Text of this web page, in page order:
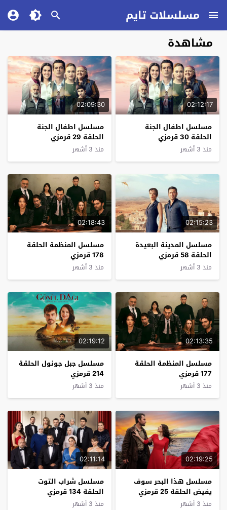
مسلسلات تايم
مشاهدة
02:12:17
مسلسل اطفال الجنة
الحلقة 30 قرمزي
منذ 3 أشهر
02:09:30
مسلسل اطفال الجنة
الحلقة 29 قرمزي
منذ 3 أشهر
02:15:23
مسلسل المدينة البعيدة
الحلقة 58 قرمزي
منذ 3 أشهر
02:18:43
مسلسل المنظمة الحلقة
178 قرمزي
منذ 3 أشهر
02:13:35
مسلسل المنظمة الحلقة
177 قرمزي
منذ 3 أشهر
02:19:12
مسلسل جبل جونول الحلقة
214 قرمزي
منذ 3 أشهر
02:19:25
مسلسل هذا البحر سوف
يفيض الحلقة 25 قرمزي
منذ 3 أشهر
02:11:14
مسلسل شراب التوت
الحلقة 134 قرمزي
منذ 3 أشهر